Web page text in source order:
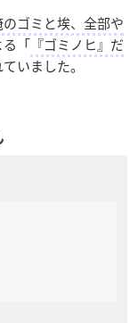
のゴミと埃、全部や
る「 『ゴミノヒ』だ
いました。